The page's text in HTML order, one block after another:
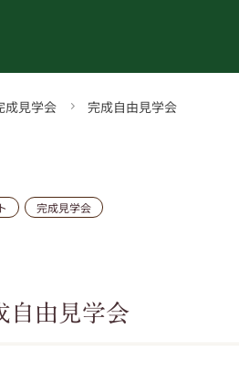
成見学会 完成自由見学会
完成見学会
自由見学会